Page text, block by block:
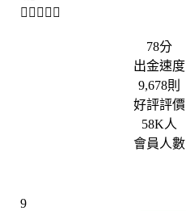
    
78分
出金速度
9,678則
好評評價
58K人
會員人數
9